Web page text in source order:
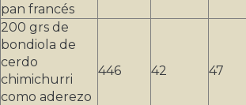
pan francés
200 grs de
bondiola de
cerdo
chimichurri
como aderezo
446 42 47